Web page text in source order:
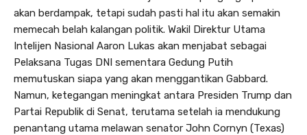
akan berdampak, tetapi sudah pasti hal itu akan semakin
memecah belah kalangan politik. Wakil Direktur Utama
Intelijen Nasional Aaron Lukas akan menjabat sebagai
Pelaksana Tugas DNI sementara Gedung Putih
memutuskan siapa yang akan menggantikan Gabbard.
Namun, ketegangan meningkat antara Presiden Trump dan
Partai Republik di Senat, terutama setelah ia mendukung
penantang utama melawan senator John Cornyn (Texas)